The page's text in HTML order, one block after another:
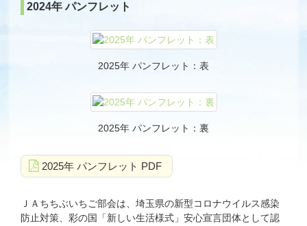
2024年 パンフレット
2025年 パンフレット：表
2025年 パンフレット：裏
2025年 パンフレット PDF
ＪＡちちぶいちご部会は、埼玉県の新型コロナウイルス感染
防止対策、彩の国「新しい生活様式」安心宣言団体として認